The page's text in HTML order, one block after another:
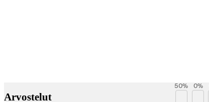
Arvostelut
50% 0%